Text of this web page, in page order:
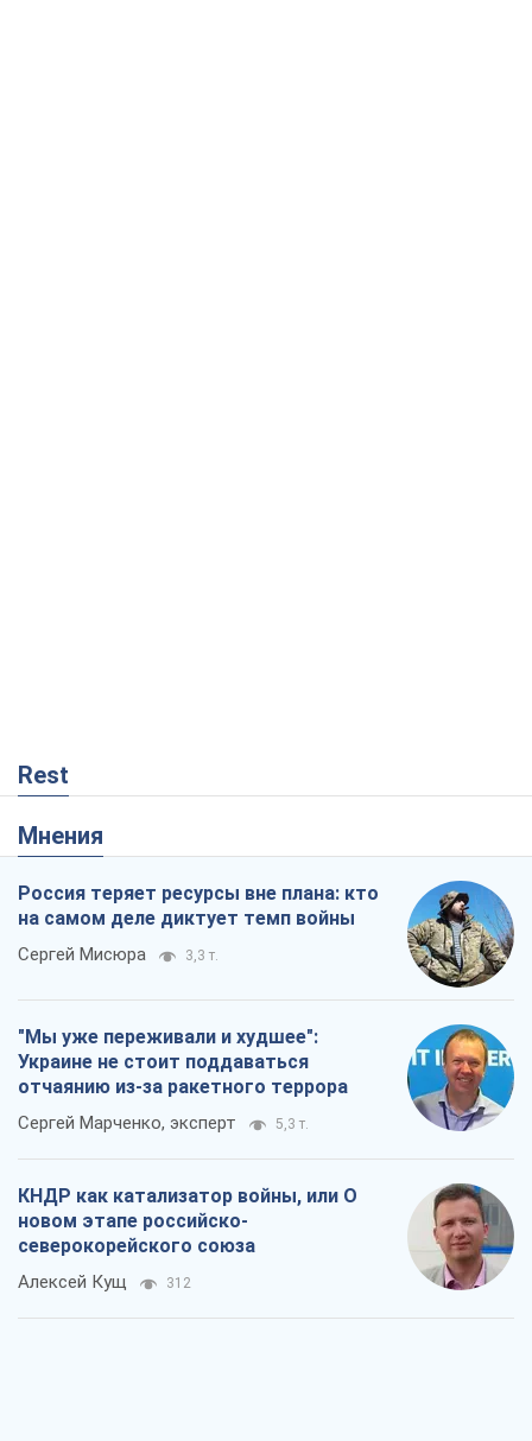
Rest
Мнения
Россия теряет ресурсы вне плана: кто
на самом деле диктует темп войны
Сергей Мисюра 3,3 т.
"Мы уже переживали и худшее":
Украине не стоит поддаваться
отчаянию из-за ракетного террора
Сергей Марченко, эксперт 5,3 т.
КНДР как катализатор войны, или О
новом этапе российско-
северокорейского союза
Алексей Кущ 312